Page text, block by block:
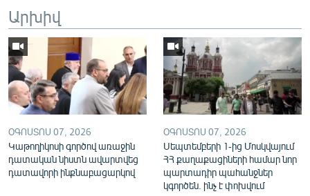
English
Русский
ՀԵՏԵՎԵՔ ՄԵԶ
«Ազատության» բոլոր կայքերը
Արխիվ
ՕԳՈՍՏՈՍ 07, 2026
Կաթողիկոսի գործով առաջին
դատական նիստն ավարտվեց
դատավորի ինքնաբացարկով
ՕԳՈՍՏՈՍ 07, 2026
Սեպտեմբերի 1-ից Մոսկվայում
ՀՀ քաղաքացիների համար նոր
պարտադիր պահանջներ
կգործեն. ինչ է փոխվում